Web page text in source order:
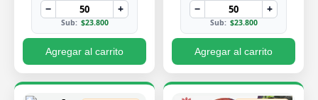
− +
Sub: $23.800
Agregar al carrito
− +
Sub: $23.800
Agregar al carrito